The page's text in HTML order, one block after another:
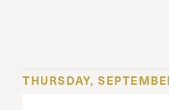
THURSDAY,